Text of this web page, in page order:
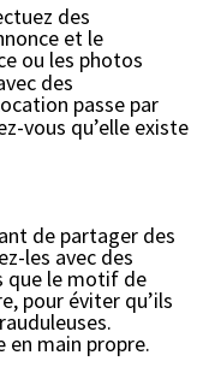
des
et le
ou les photos
des
passe par
vous qu’elle existe
de partager des
les avec des
que le motif de
pour éviter qu’ils
en main propre.